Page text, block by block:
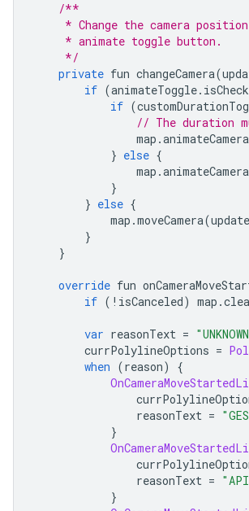
/**
* Change the camera position
* animate toggle button.
*/
private fun changeCamera(
if (animateToggle.
if (
// The duration
map .animateCamera
} else {
map .animateCamera
}
} else {
map .moveCamera(update
}
}
override fun
if (! isCanceled) map .
var reasonText =
currPolylineOptions =
when (reason)
{
reasonText =
}
reasonText =
}